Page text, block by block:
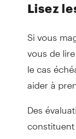
Lisez
Si vous
vous de
le cas
aider à
Des